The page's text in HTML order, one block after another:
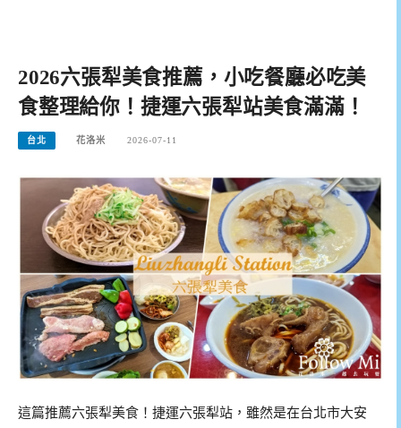
2026六張犁美食推薦，小吃餐廳必吃美
食整理給你！捷運六張犁站美食滿滿！
台北 花洛米 2026-07-11
這篇推薦六張犁美食！捷運六張犁站，雖然是在台北市大安